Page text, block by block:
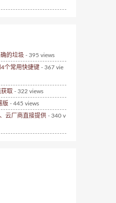
的垃圾 - 395 views
个常用快捷键 - 367 vie
取 - 322 views
版 - 445 views
云厂商直接提供 - 340 v